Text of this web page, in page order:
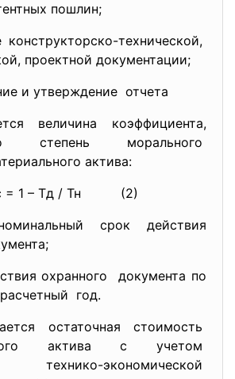
пошлин;
технической,
проектной документации;
и утверждение отчета
величина коэффициента,
степень морального
актива:
= 1 – Тд / Тн (2)
срок действия
охранного документа по
год.
остаточная стоимость
актива с учетом
технико-экономической